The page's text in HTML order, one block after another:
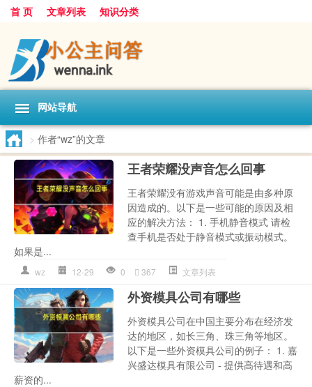
首 页 文章列表 知识分类
网站导航
> 作者“wz”的文章
王者荣耀没声音怎么回事
王者荣耀没有游戏声音可能是由多种原
因造成的。以下是一些可能的原因及相
应的解决方法： ‌1. 手机静音模式‌ 请检
查手机是否处于静音模式或振动模式。
如果是...
wz 12-29 0 367 文章列表
外资模具公司有哪些
外资模具公司在中国主要分布在经济发
达的地区，如长三角、珠三角等地区。
以下是一些外资模具公司的例子： 1. 嘉
兴盛达模具有限公司 - 提供高待遇和高
薪资的...